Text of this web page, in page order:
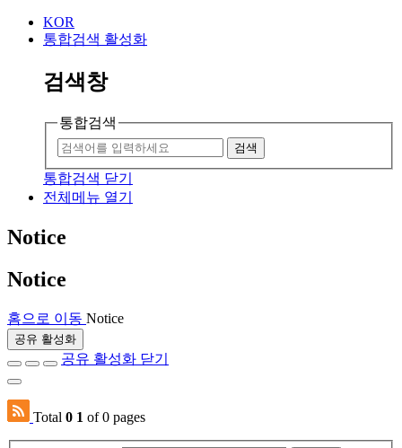
KOR
통합검색 활성화
검색창
통합검색
검색
통합검색 닫기
전체메뉴 열기
Notice
Notice
홈으로 이동 Notice
공유 활성화
공유 활성화 닫기
Total 0 1 of 0 pages